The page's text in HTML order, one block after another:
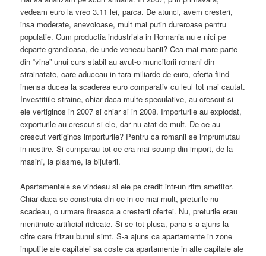
vedeam euro la vreo 3.11 lei, parca. De atunci, avem cresteri,
insa moderate, anevoioase, mult mai putin dureroase pentru
populatie. Cum productia industriala in Romania nu e nici pe
departe grandioasa, de unde veneau banii? Cea mai mare parte
din “vina” unui curs stabil au avut-o muncitorii romani din
strainatate, care aduceau in tara miliarde de euro, oferta fiind
imensa ducea la scaderea euro comparativ cu leul tot mai cautat.
Investitiile straine, chiar daca multe speculative, au crescut si
ele vertiginos in 2007 si chiar si in 2008. Importurile au explodat,
exporturile au crescut si ele, dar nu atat de mult. De ce au
crescut vertiginos importurile? Pentru ca romanii se imprumutau
in nestire. Si cumparau tot ce era mai scump din import, de la
masini, la plasme, la bijuterii.
Apartamentele se vindeau si ele pe credit intr-un ritm ametitor.
Chiar daca se construia din ce in ce mai mult, preturile nu
scadeau, o urmare fireasca a cresterii ofertei. Nu, preturile erau
mentinute artificial ridicate. Si se tot plusa, pana s-a ajuns la
cifre care frizau bunul simt. S-a ajuns ca apartamente in zone
imputite ale capitalei sa coste ca apartamente in alte capitale ale